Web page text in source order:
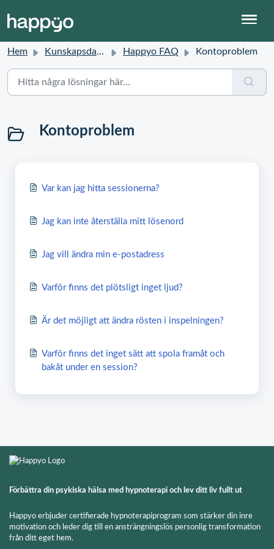
Hem Kunskapsdatabas Happyo FAQ Kontoproblem
Kontoproblem
Var kan jag hitta sessionerna?
Jag kan inte återställa mitt lösenord
Jag vill ändra min e-postadress
Varför finns det plötsligt inget ljud?
Är det möjligt att ändra rösten i inspelningen?
Varför finns det inget sätt att spola framåt och
bakåt under en session?
Förbättra din psykiska hälsa med hypnoterapi och lev ditt liv fullt ut
Happyo erbjuder certifierade hypnoterapiprogram som stärker din inre
motivation och leder dig till en ansträngningslös personlig transformation
från ditt eget hem.